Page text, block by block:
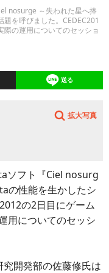
nosurge ～失われた星へ捧
題を呼びました。CEDEC201
の運用についてのセッショ
送る
拡大写真
ソフト『Ciel nosurg
の性能を生かしたシ
の2日目にゲーム
用についてのセッシ
開発部の佐藤修氏は